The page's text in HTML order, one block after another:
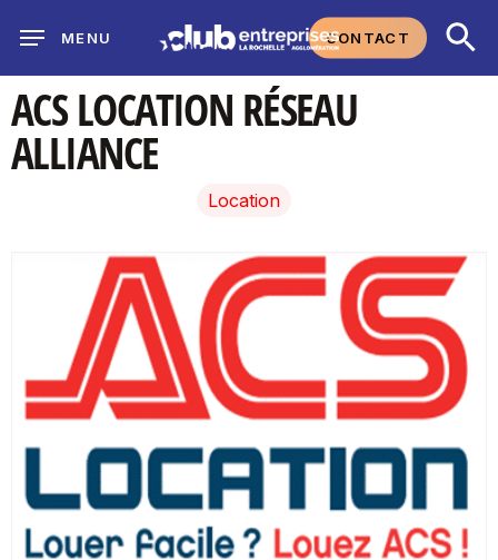
main
content
CONTACT
MENU
ACS LOCATION RÉSEAU
ALLIANCE
Location